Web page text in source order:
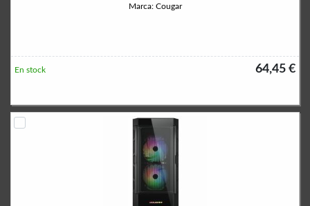
Marca: Cougar
64,45 €
En stock